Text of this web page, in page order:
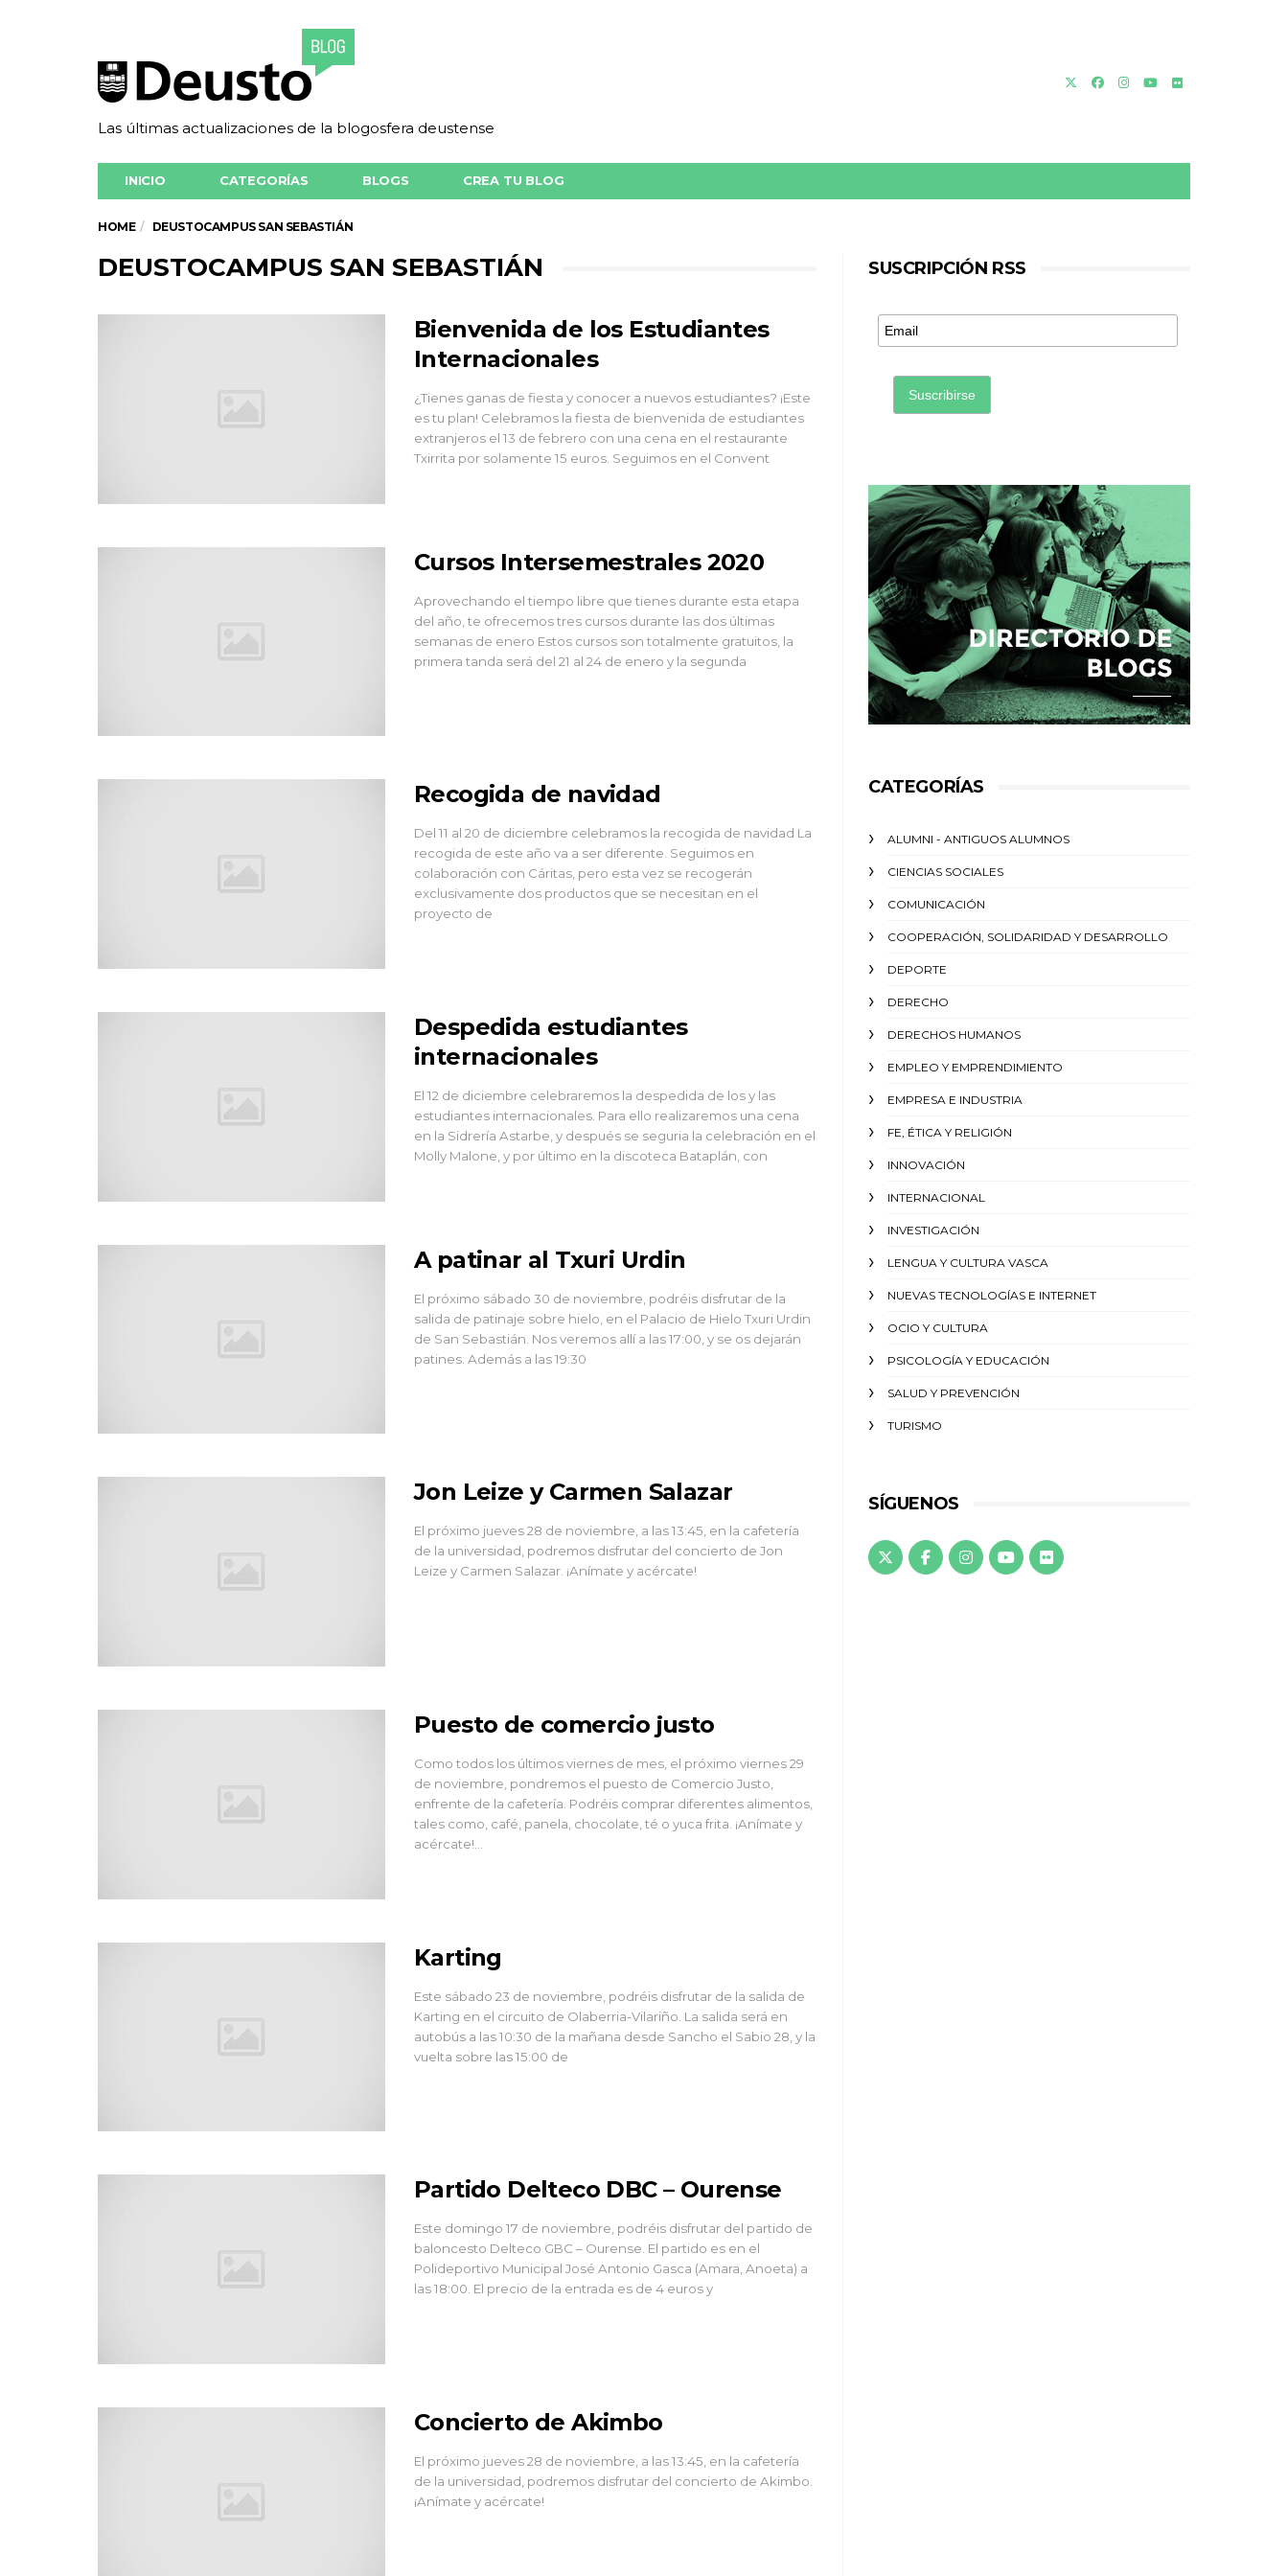
Las últimas actualizaciones de la blogosfera deustense
INICIO CATEGORÍAS BLOGS CREA TU BLOG
HOME DEUSTOCAMPUS SAN SEBASTIÁN
DEUSTOCAMPUS SAN SEBASTIÁN
Bienvenida de los Estudiantes
Internacionales
¿Tienes ganas de fiesta y conocer a nuevos estudiantes? ¡Este
es tu plan! Celebramos la fiesta de bienvenida de estudiantes
extranjeros el 13 de febrero con una cena en el restaurante
Txirrita por solamente 15 euros. Seguimos en el Convent
Cursos Intersemestrales 2020
Aprovechando el tiempo libre que tienes durante esta etapa
del año, te ofrecemos tres cursos durante las dos últimas
semanas de enero Estos cursos son totalmente gratuitos, la
primera tanda será del 21 al 24 de enero y la segunda
Recogida de navidad
Del 11 al 20 de diciembre celebramos la recogida de navidad La
recogida de este año va a ser diferente. Seguimos en
colaboración con Cáritas, pero esta vez se recogerán
exclusivamente dos productos que se necesitan en el
proyecto de
Despedida estudiantes
internacionales
El 12 de diciembre celebraremos la despedida de los y las
estudiantes internacionales. Para ello realizaremos una cena
en la Sidrería Astarbe, y después se seguria la celebración en el
Molly Malone, y por último en la discoteca Bataplán, con
A patinar al Txuri Urdin
El próximo sábado 30 de noviembre, podréis disfrutar de la
salida de patinaje sobre hielo, en el Palacio de Hielo Txuri Urdin
de San Sebastián. Nos veremos allí a las 17:00, y se os dejarán
patines. Además a las 19:30
Jon Leize y Carmen Salazar
El próximo jueves 28 de noviembre, a las 13:45, en la cafetería
de la universidad, podremos disfrutar del concierto de Jon
Leize y Carmen Salazar. ¡Anímate y acércate!
Puesto de comercio justo
Como todos los últimos viernes de mes, el próximo viernes 29
de noviembre, pondremos el puesto de Comercio Justo,
enfrente de la cafetería. Podréis comprar diferentes alimentos,
tales como, café, panela, chocolate, té o yuca frita. ¡Anímate y
acércate!...
Karting
Este sábado 23 de noviembre, podréis disfrutar de la salida de
Karting en el circuito de Olaberria-Vilariño. La salida será en
autobús a las 10:30 de la mañana desde Sancho el Sabio 28, y la
vuelta sobre las 15:00 de
Partido Delteco DBC – Ourense
Este domingo 17 de noviembre, podréis disfrutar del partido de
baloncesto Delteco GBC – Ourense. El partido es en el
Polideportivo Municipal José Antonio Gasca (Amara, Anoeta) a
las 18:00. El precio de la entrada es de 4 euros y
Concierto de Akimbo
El próximo jueves 28 de noviembre, a las 13:45, en la cafetería
de la universidad, podremos disfrutar del concierto de Akimbo.
¡Anímate y acércate!
SUSCRIPCIÓN RSS
CATEGORÍAS
ALUMNI - ANTIGUOS ALUMNOS
CIENCIAS SOCIALES
COMUNICACIÓN
COOPERACIÓN, SOLIDARIDAD Y DESARROLLO
DEPORTE
DERECHO
DERECHOS HUMANOS
EMPLEO Y EMPRENDIMIENTO
EMPRESA E INDUSTRIA
FE, ÉTICA Y RELIGIÓN
INNOVACIÓN
INTERNACIONAL
INVESTIGACIÓN
LENGUA Y CULTURA VASCA
NUEVAS TECNOLOGÍAS E INTERNET
OCIO Y CULTURA
PSICOLOGÍA Y EDUCACIÓN
SALUD Y PREVENCIÓN
TURISMO
SÍGUENOS